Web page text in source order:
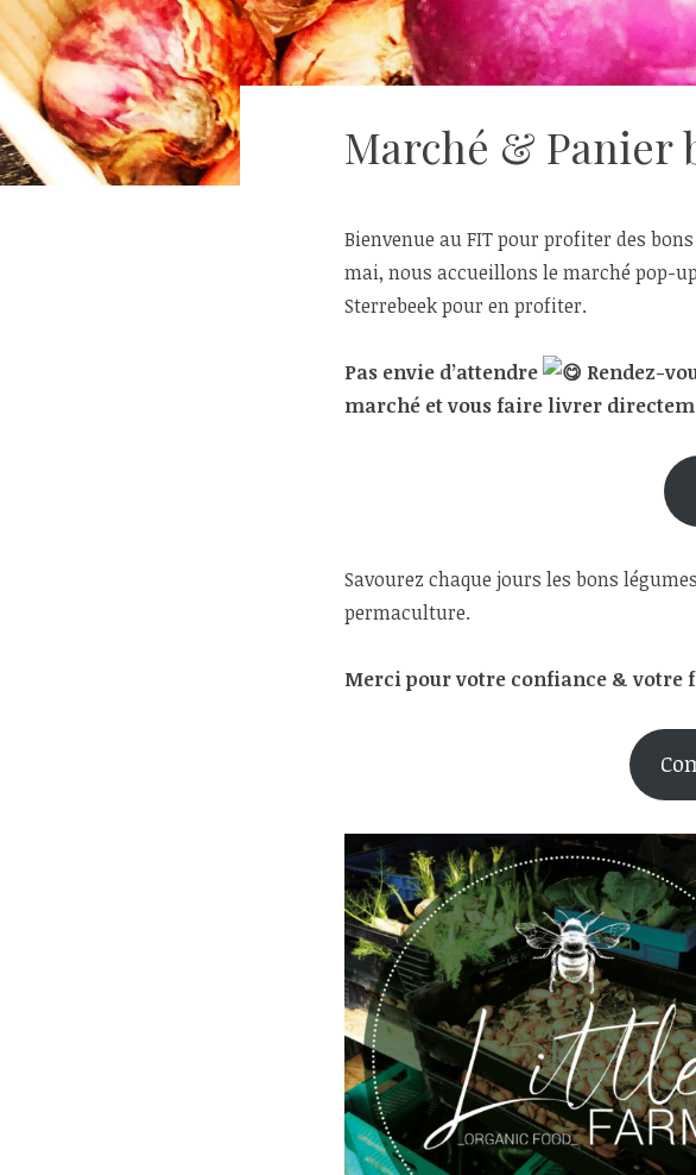
Marché & Panier
Bienvenue au FIT pour profiter des
mai, nous accueillons le marché pop-
Sterrebeek pour en profiter.
Pas envie d’attendre
Rendez-
marché et vous faire livrer
Savourez chaque jours les bons
permaculture.
Merci pour votre confiance & votre